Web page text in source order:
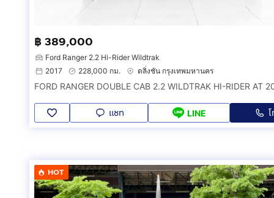
฿ 389,000
Ford Ranger 2.2 Hi-Rider Wildtrak
2017
228,000 กม. ตลิ่งชัน กรุงเทพมหานคร
แชท LINE
HOT